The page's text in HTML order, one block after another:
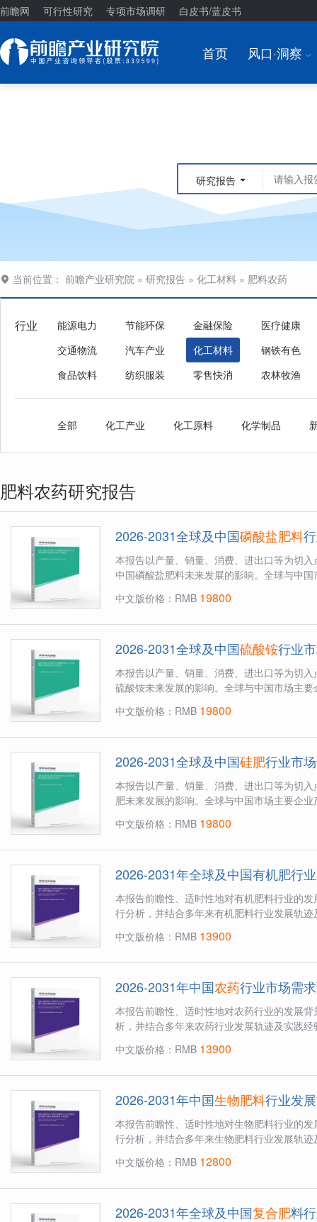
前瞻网 可行性研究 专项市场调研 白皮书/蓝皮书
首页 风口·洞察 I
研究报告
当前位置： 前瞻产业研究院 » 研究报告 » 化工材料 » 肥料农药
行业 能源电力 节能环保 金融保险
医疗健康
交通物流
汽车产业 化工材料
钢铁有色
食品饮料
纺织服装 零售快消 农林牧渔
全部 化工产业 化工原料 化学制品
肥料农药研究报告
2026-2031全球及中国磷酸盐肥料
本报告以产量、销量、消费、进出口等为切
中国磷酸盐肥料未来发展的影响。全球与中
中文版价格：RMB 19800
2026-2031全球及中国硫酸铵行业
本报告以产量、销量、消费、进出口等为切
硫酸铵未来发展的影响。全球与中国市场主
中文版价格：RMB 19800
2026-2031全球及中国硅肥行业市
本报告以产量、销量、消费、进出口等为切
肥未来发展的影响。全球与中国市场主要企
中文版价格：RMB 19800
2026-2031年全球及中国有机肥行
本报告前瞻性、适时性地对有机肥料行业的
行分析，并结合多年来有机肥料行业发展轨
中文版价格：RMB 13900
2026-2031年中国农药行业市场需
本报告前瞻性、适时性地对农药行业的发展
析，并结合多年来农药行业发展轨迹及实践
中文版价格：RMB 13900
2026-2031年中国生物肥料行业发
本报告前瞻性、适时性地对生物肥料行业的
行分析，并结合多年来生物肥料行业发展轨
中文版价格：RMB 12800
2026-2031年全球及中国复合肥料